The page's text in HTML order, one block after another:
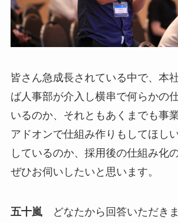
皆さん急成長されている中で、本
ば人事部が介入し横串で何らかの
いるのか、それともあくまでも事
アドオンで仕組み作りもしてほし
しているのか、採用後の仕組み化
ぜひお伺いしたいと思います。
五十嵐どなたから回答いただきま